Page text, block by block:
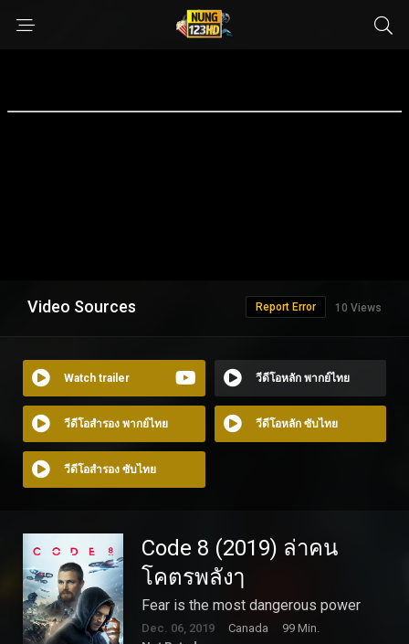
Video Sources 10 Views
Report Error
Watch trailer วีดีโอหลัก พากย์ไทย
วีดีโอสำรอง พากย์ไทย วีดีโอหลัก ซับไทย
วีดีโอสำรอง ซับไทย
Code 8 (2019) ล่าคน
โคตรพลังๅ
Fear is the most dangerous power
Dec. 06, 2019 Canada
99 Min.